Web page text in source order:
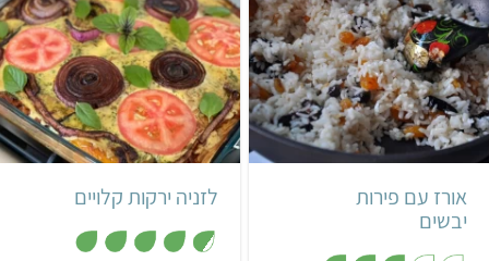
קל
אורז עם פירות
יבשים
בינוני
שעתיים ו-30 דקות
לזניה ירקות קלויים